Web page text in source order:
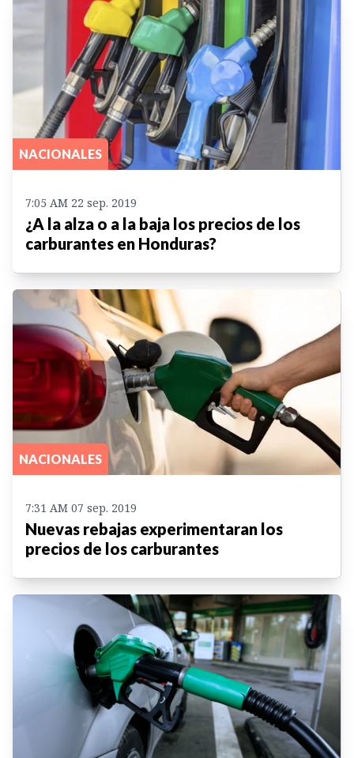
NACIONALES
7:05 AM 22 sep. 2019
¿A la alza o a la baja los precios de los
carburantes en Honduras?
NACIONALES
7:31 AM 07 sep. 2019
Nuevas rebajas experimentaran los
precios de los carburantes